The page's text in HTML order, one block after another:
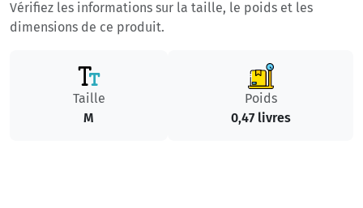
Vérifiez les informations sur la taille, le poids et les
dimensions de ce produit.
Taille
M
Poids
0,47 livres